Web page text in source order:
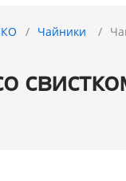
Чайники